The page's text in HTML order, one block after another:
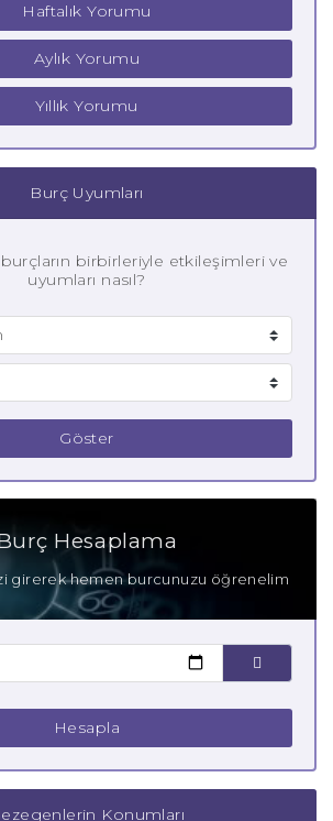
Haftalık Yorumu
Aylık Yorumu
Yıllık Yorumu
Burç Uyumları
burçların birbirleriyle etkileşimleri ve
uyumları nasıl?
Göster
Hesaplama
girerek hemen burcunuzu öğrenelim
Hesapla
Konumları